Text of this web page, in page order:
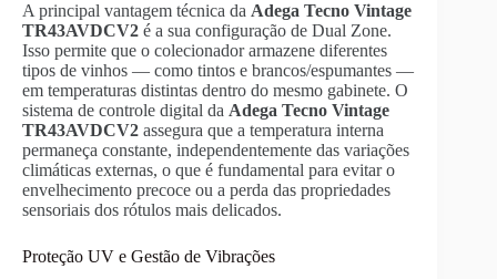
A principal vantagem técnica da Adega Tecno Vintage
TR43AVDCV2 é a sua configuração de Dual Zone.
Isso permite que o colecionador armazene diferentes
tipos de vinhos — como tintos e brancos/espumantes —
em temperaturas distintas dentro do mesmo gabinete. O
sistema de controle digital da Adega Tecno Vintage
TR43AVDCV2 assegura que a temperatura interna
permaneça constante, independentemente das variações
climáticas externas, o que é fundamental para evitar o
envelhecimento precoce ou a perda das propriedades
sensoriais dos rótulos mais delicados.
Proteção UV e Gestão de Vibrações